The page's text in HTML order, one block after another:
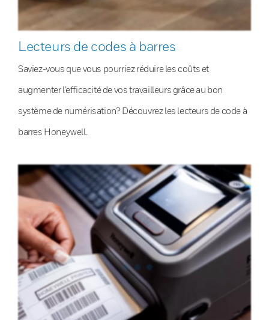
Lecteurs de codes à barres
Saviez-vous que vous pourriez réduire les coûts et
augmenter l’efficacité de vos travailleurs grâce au bon
système de numérisation? Découvrez les lecteurs de code à
barres Honeywell.